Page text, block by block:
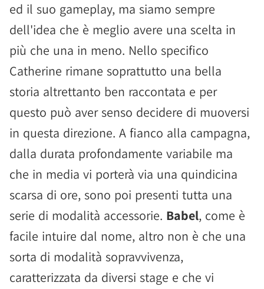
ed il suo gameplay, ma siamo sempre
dell'idea che è meglio avere una scelta in
più che una in meno. Nello specifico
Catherine rimane soprattutto una bella
storia altrettanto ben raccontata e per
questo può aver senso decidere di muoversi
in questa direzione. A fianco alla campagna,
dalla durata profondamente variabile ma
che in media vi porterà via una quindicina
scarsa di ore, sono poi presenti tutta una
serie di modalità accessorie. Babel, come è
facile intuire dal nome, altro non è che una
sorta di modalità sopravvivenza,
caratterizzata da diversi stage e che vi